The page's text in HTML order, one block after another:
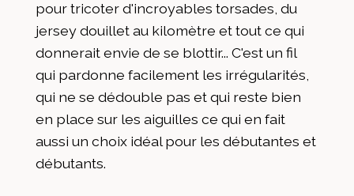
pour tricoter d'incroyables torsades, du
jersey douillet au kilomètre et tout ce qui
donnerait envie de se blottir... C'est un fil
qui pardonne facilement les irrégularités,
qui ne se dédouble pas et qui reste bien
en place sur les aiguilles ce qui en fait
aussi un choix idéal pour les débutantes et
débutants.